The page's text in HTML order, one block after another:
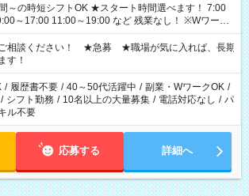
フトOK ★スタート時間選べます！ 7:00
～17:00 11:00～19:00 など 残業なし！ ※Wワーク
のお仕事と合わせ週40時間超の就業はご案内できま
に基づき、週20時間以上勤務は社会保険への加入対
す ※労働者派遣法（日雇い派遣の原則禁止）によ
・短期間の就業はご案内が難しい場合があります
相談ください！ ★急募 ★職場が気に入れば、長期
す！
/ 履歴書不要 / 40～50代活躍中 / 副業・WワークOK /
/ シフト勤務 / 10名以上の大量募集 / 電話対応なし / パ
ル不要
応募する 詳細へ